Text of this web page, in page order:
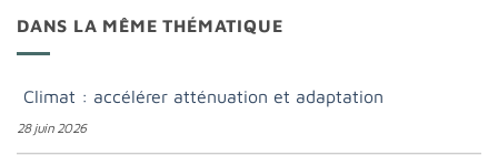
DANS LA MÊME THÉMATIQUE
Climat : accélérer atténuation et adaptation
28 juin 2026